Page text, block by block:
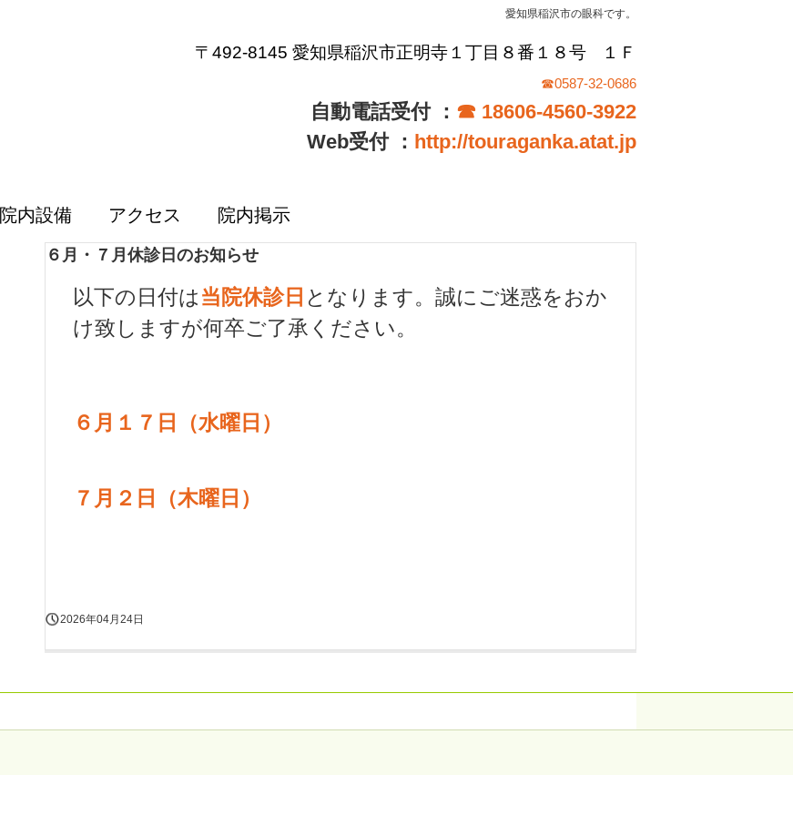
愛知県稲沢市の眼科です。
〒492-8145 愛知県稲沢市正明寺１丁目８番１８号 １Ｆ
☎0587-32-0686
自動電話受付 ： ☎ 18606-4560-3922
Web受付 ： http://touraganka.atat.jp
院内設備 アクセス 院内掲示
６月・７月休診日のお知らせ
以下の日付は当院休診日 となります。誠にご迷惑をおか
け致しますが何卒ご了承ください。
６月１７日（水曜日）
７月２日（木曜日）
2026年04月24日